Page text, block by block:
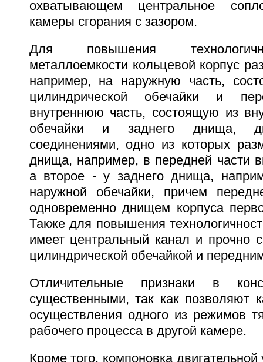
охватывающем центральное
камеры сгорания с зазором.
Для повышения
металлоемкости кольцевой корпус
например, на наружную часть,
цилиндрической обечайки и
внутреннюю часть, состоящую из
обечайки и заднего днища,
соединениями, одно из которых
днища, например, в передней части
а второе - у заднего днища,
наружной обечайки, причем
одновременно днищем корпуса
Также для повышения
имеет центральный канал и прочно
цилиндрической обечайкой и
Отличительные признаки в
существенными, так как позволяют
осуществления одного из режимов
рабочего процесса в другой камере.
Кроме того, компоновка двигательной